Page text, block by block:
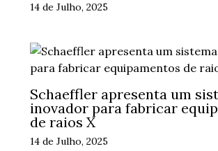
14 de Julho, 2025
Schaeffler apresenta um
inovador para fabricar
de raios X
14 de Julho, 2025